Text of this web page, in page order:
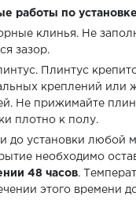
работы по
клинья. Не
зазор.
Плинтус
креплений или
Не прижимайте
плотно к полу.
до установки любой
необходимо
48 часов.
этого времени